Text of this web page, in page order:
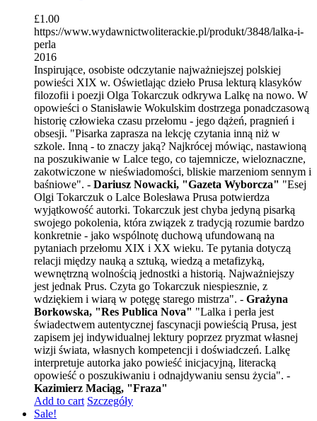
£1.00
https://www.wydawnictwoliterackie.pl/produkt/3848/lalka-i-
perla
2016
Inspirujące, osobiste odczytanie najważniejszej polskiej
powieści XIX w. Oświetlając dzieło Prusa lekturą klasyków
filozofii i poezji Olga Tokarczuk odkrywa Lalkę na nowo. W
opowieści o Stanisławie Wokulskim dostrzega ponadczasową
historię człowieka czasu przełomu - jego dążeń, pragnień i
obsesji. "Pisarka zaprasza na lekcję czytania inną niż w
szkole. Inną - to znaczy jaką? Najkrócej mówiąc, nastawioną
na poszukiwanie w Lalce tego, co tajemnicze, wieloznaczne,
zakotwiczone w nieświadomości, bliskie marzeniom sennym i
baśniowe". - Dariusz Nowacki, "Gazeta Wyborcza" "Esej
Olgi Tokarczuk o Lalce Bolesława Prusa potwierdza
wyjątkowość autorki. Tokarczuk jest chyba jedyną pisarką
swojego pokolenia, która związek z tradycją rozumie bardzo
konkretnie - jako wspólnotę duchową ufundowaną na
pytaniach przełomu XIX i XX wieku. Te pytania dotyczą
relacji między nauką a sztuką, wiedzą a metafizyką,
wewnętrzną wolnością jednostki a historią. Najważniejszy
jest jednak Prus. Czyta go Tokarczuk niespiesznie, z
wdziękiem i wiarą w potęgę starego mistrza". - Grażyna
Borkowska, "Res Publica Nova" "Lalka i perła jest
świadectwem autentycznej fascynacji powieścią Prusa, jest
zapisem jej indywidualnej lektury poprzez pryzmat własnej
wizji świata, własnych kompetencji i doświadczeń. Lalkę
interpretuje autorka jako powieść inicjacyjną, literacką
opowieść o poszukiwaniu i odnajdywaniu sensu życia". -
Kazimierz Maciąg, "Fraza"
Add to cart Szczegóły
Sale!